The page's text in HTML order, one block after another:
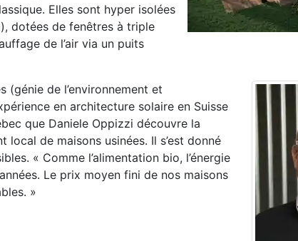
Elles sont hyper isolées
dotées de fenêtres à triple
de l’air via un puits
(génie de l’environnement et
en architecture solaire en Suisse
que Daniele Oppizzi découvre la
de maisons usinées. Il s’est donné
« Comme l’alimentation bio, l’énergie
Le prix moyen fini de nos maisons
»